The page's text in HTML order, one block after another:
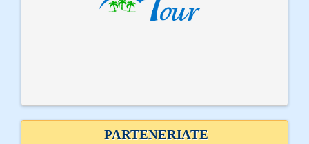
PARTENERIATE